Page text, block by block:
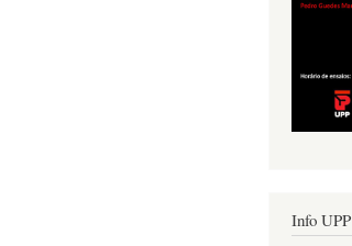
Info UPP